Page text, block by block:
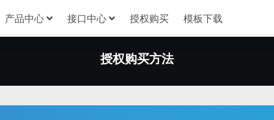
产品中心 接口中心 授权购买 模板下载
授权购买方法